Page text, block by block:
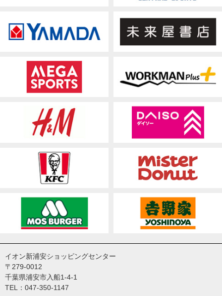
イオン新浦安ショッピングセンター
〒279-0012
千葉県浦安市入船1-4-1
TEL：047-350-1147